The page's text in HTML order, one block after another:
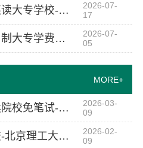
广东省全日制专本连读大专学校-北京理工大学珠海学院继教院
2026-07-
17
广东不要考试的全日制大专学费多少-北京理工大学珠海学院继教院
2026-07-
05
MORE+
广东全日制专本连读院校免笔试-北京理工大学珠海学院继续教育学院
2026-03-
09
广东提前批专科学校-北京理工大学珠海学院继教院
2026-02-
09